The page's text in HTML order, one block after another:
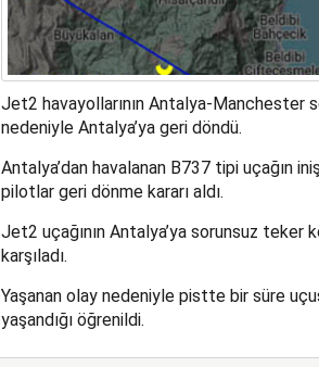
Jet2 havayollarının Antalya-Manchester
nedeniyle Antalya’ya geri döndü.
Antalya’dan havalanan B737 tipi uçağın
pilotlar geri dönme kararı aldı.
Jet2 uçağının Antalya’ya sorunsuz teker
karşıladı.
Yaşanan olay nedeniyle pistte bir süre
yaşandığı öğrenildi.